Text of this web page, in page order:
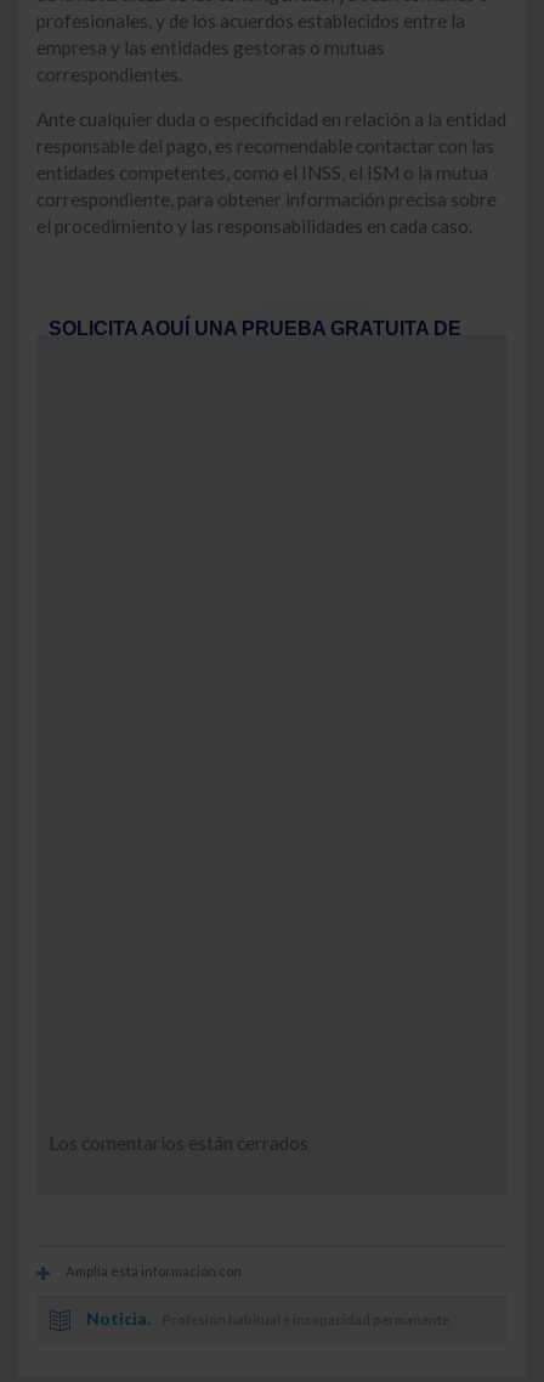
profesionales, y de los acuerdos establecidos entre la
empresa y las entidades gestoras o mutuas
correspondientes.
Ante cualquier duda o especificidad en relación a la entidad
responsable del pago, es recomendable contactar con las
entidades competentes, como el INSS, el ISM o la mutua
correspondiente, para obtener información precisa sobre
el procedimiento y las responsabilidades en cada caso.
SOLICITA AQUÍ UNA PRUEBA GRATUITA DE
Los comentarios están cerrados
Amplía esta información con
Noticia.